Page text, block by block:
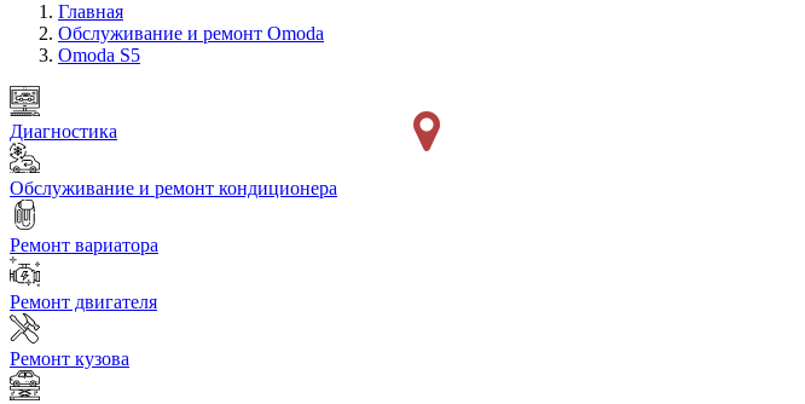
Главная
Обслуживание и ремонт Omoda
Omoda S5
Диагностика
Обслуживание и ремонт кондиционера
Ремонт вариатора
Ремонт двигателя
Ремонт кузова